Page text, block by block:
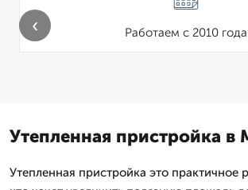
Работаем с 2010 года
‹
Утепленная пристройка в
Утепленная пристройка это практичное